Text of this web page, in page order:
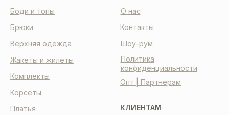
КЛИЕНТАМ
О нас
Контакты
Шоу-рум
Политика
конфиденциальности
Опт | Партнерам
Корсеты
Платья
Боди и топы
Комплекты
Брюки
Жакеты и жилеты
Верхняя одежда